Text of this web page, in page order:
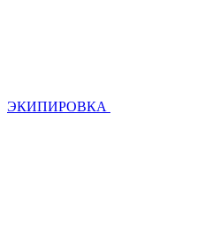
ЭКИПИРОВКА